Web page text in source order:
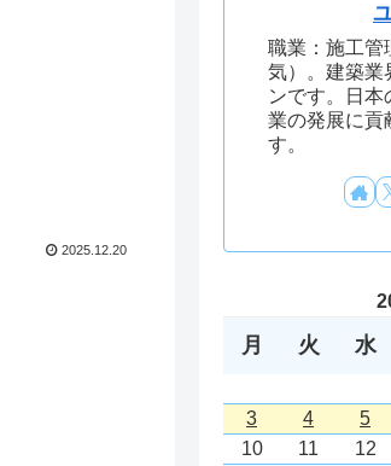
2025.12.20
職業：施工管
気）。建築業
ンです。日本
業の発展に貢
す。
月 火 水
3
4 5
10
11 12